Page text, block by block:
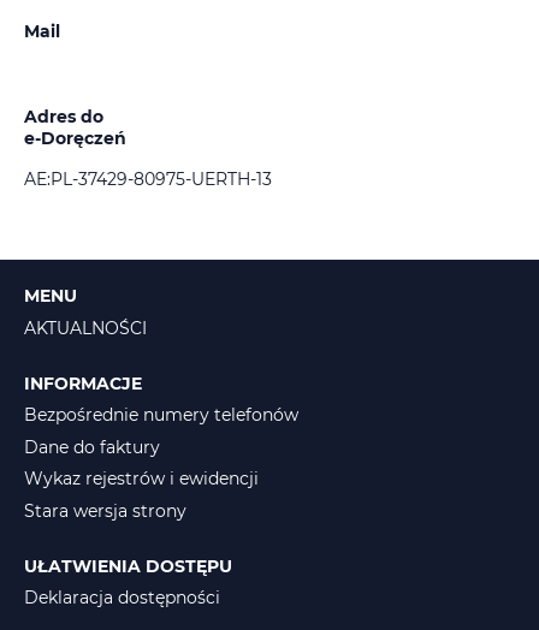
Mail
Adres do
e-Doręczeń
AE:PL-37429-80975-UERTH-13
MENU
AKTUALNOŚCI
INFORMACJE
Bezpośrednie numery telefonów
Dane do faktury
Wykaz rejestrów i ewidencji
Stara wersja strony
UŁATWIENIA DOSTĘPU
Deklaracja dostępności